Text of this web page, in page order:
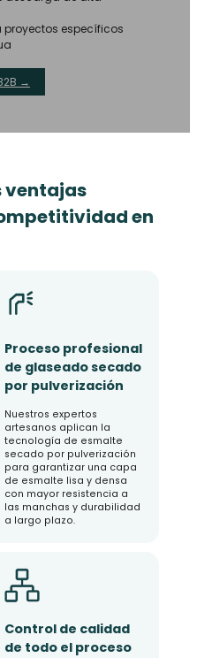
específicos
→
ventajas
en
Proceso profesional
de glaseado secado
por pulverización
Nuestros expertos
artesanos aplican la
tecnología de esmalte
secado por pulverización
para garantizar una capa
de esmalte lisa y densa
con mayor resistencia a
las manchas y durabilidad
a largo plazo.
Control de calidad
de todo el proceso